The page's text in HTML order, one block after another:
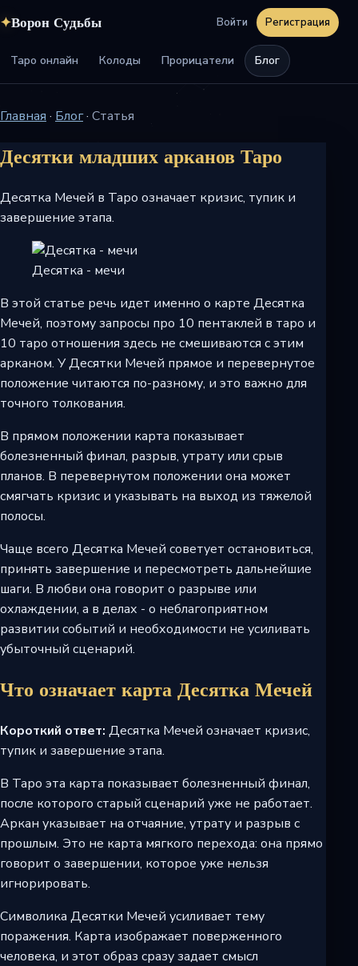
✦Ворон Судьбы
Таро онлайн Колоды Прорицатели Блог
Войти Регистрация
Главная · Блог· Статья
Десятки младших арканов Таро
Десятка Мечей в Таро означает кризис, тупик и
завершение этапа.
Десятка - мечи
В этой статье речь идет именно о карте Десятка
Мечей, поэтому запросы про 10 пентаклей в таро и
10 таро отношения здесь не смешиваются с этим
арканом. У Десятки Мечей прямое и перевернутое
положение читаются по-разному, и это важно для
точного толкования.
В прямом положении карта показывает
болезненный финал, разрыв, утрату или срыв
планов. В перевернутом положении она может
смягчать кризис и указывать на выход из тяжелой
полосы.
Чаще всего Десятка Мечей советует остановиться,
принять завершение и пересмотреть дальнейшие
шаги. В любви она говорит о разрыве или
охлаждении, а в делах - о неблагоприятном
развитии событий и необходимости не усиливать
убыточный сценарий.
Что означает карта Десятка Мечей
Короткий ответ: Десятка Мечей означает кризис,
тупик и завершение этапа.
В Таро эта карта показывает болезненный финал,
после которого старый сценарий уже не работает.
Аркан указывает на отчаяние, утрату и разрыв с
прошлым. Это не карта мягкого перехода: она прямо
говорит о завершении, которое уже нельзя
игнорировать.
Символика Десятки Мечей усиливает тему
поражения. Карта изображает поверженного
человека, и этот образ сразу задает смысл